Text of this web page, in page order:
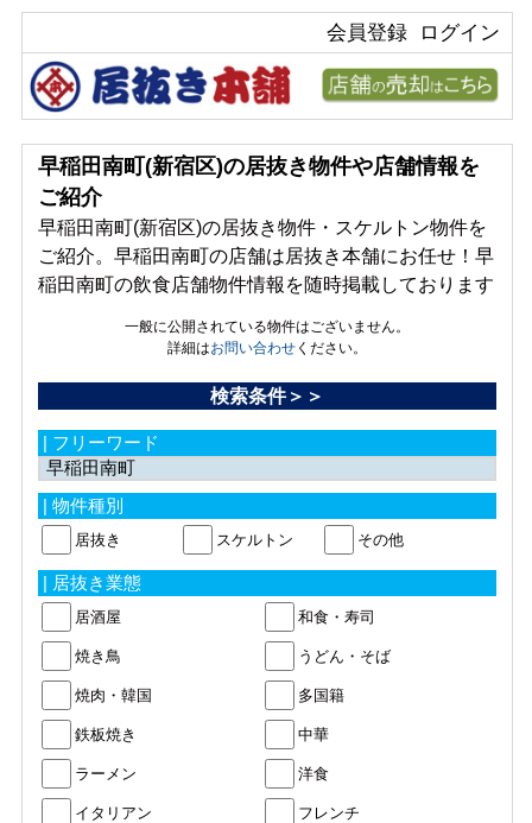
ログイン
会員登録
早稲田南町(新宿区)の居抜き物件や店舗情報を
ご紹介
早稲田南町(新宿区)の居抜き物件・スケルトン物件を
ご紹介。早稲田南町の店舗は居抜き本舗にお任せ！早
稲田南町の飲食店舗物件情報を随時掲載しております
一般に公開されている物件はございません。
詳細はお問い合わせください。
検索条件＞＞
| フリーワード
| 物件種別
居抜き スケルトン その他
| 居抜き業態
居酒屋 和食・寿司
焼き鳥 うどん・そば
焼肉・韓国 多国籍
鉄板焼き 中華
ラーメン 洋食
イタリアン フレンチ